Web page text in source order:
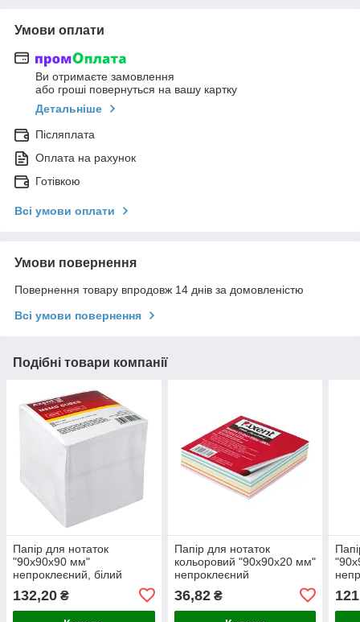
Умови оплати
Ви отримаєте замовлення
або гроші повернуться на вашу картку
Детальніше
Післяплата
Оплата на рахунок
Готівкою
Всі умови оплати
Умови повернення
Повернення товару впродовж 14 днів за домовленістю
Всі умови повернення
Подібні товари компанії
Папір для нотаток
"90х90х90 мм"
непроклеєний, білий
132,20 ₴
Папір для нотаток
кольоровий "90х90х20 мм"
непроклеєний
36,82₴